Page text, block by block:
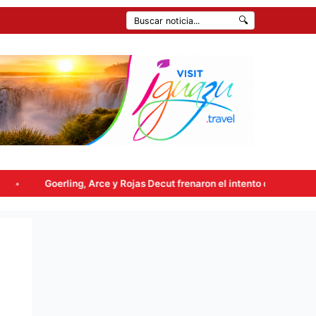
🔍
Arce y Rojas Decut frenaron el intento de enviar a comisión la ley